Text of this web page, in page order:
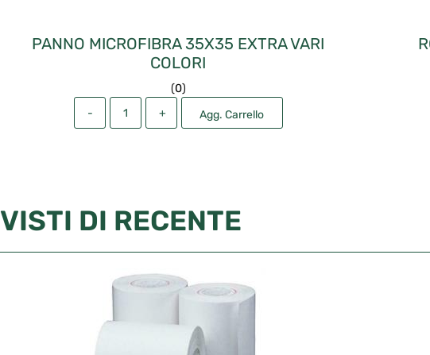
PANNO MICROFIBRA 35X35 EXTRA VARI
COLORI
(0)
Agg. Carrello
VISTI DI RECENTE